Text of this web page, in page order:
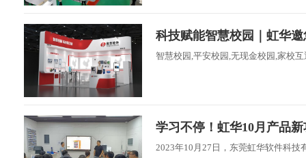
科技赋能智慧校园｜虹华
智慧校园,平安校园,无现金校园,家校
学习不停！虹华10月产品
2023年10月27日，东莞虹华软件科